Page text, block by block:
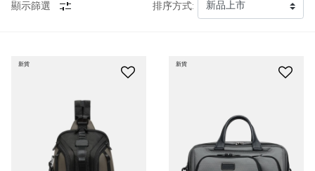
顯示篩選 排序方式:
新貨 新貨